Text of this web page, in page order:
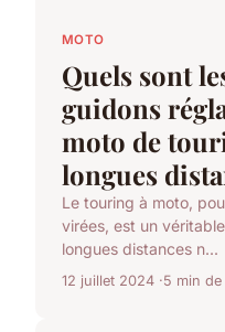
MOTO
Quels sont
guidons
moto de
longues
Le touring à moto,
virées, est un
longues distances n...
12 juillet 2024 5 min